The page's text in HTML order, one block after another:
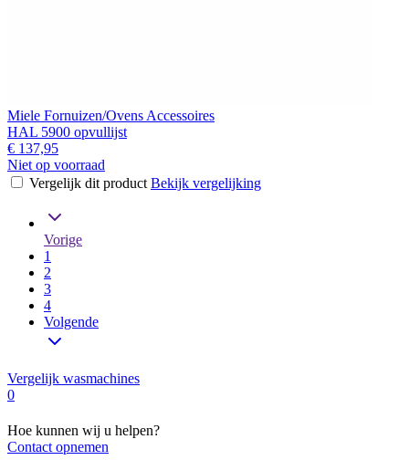
Miele Fornuizen/Ovens Accessoires
HAL 5900 opvullijst
€ 137,95
Niet op voorraad
Vergelijk dit product Bekijk vergelijking
Vorige
1
2
3
4
Volgende
Vergelijk wasmachines
0
Hoe kunnen wij u helpen?
Contact opnemen